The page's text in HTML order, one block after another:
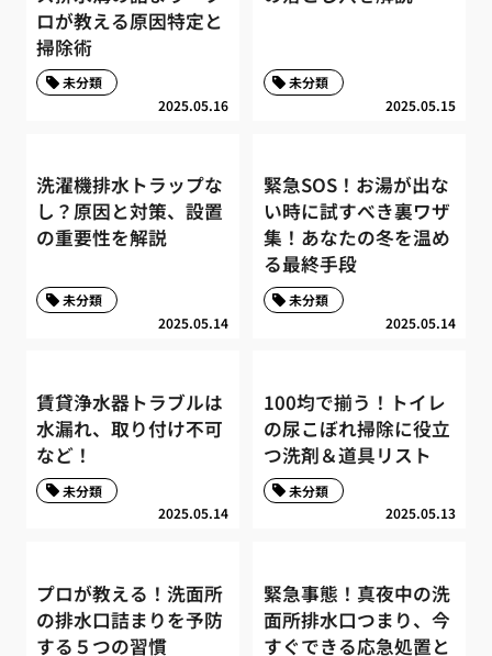
ロが教える原因特定と
掃除術
2025.05.16
未分類
2025.05.15
未分類
洗濯機排水トラップな
し？原因と対策、設置
の重要性を解説
2025.05.14
未分類
緊急SOS！お湯が出な
い時に試すべき裏ワザ
集！あなたの冬を温め
る最終手段
2025.05.14
未分類
賃貸浄水器トラブルは
水漏れ、取り付け不可
など！
2025.05.14
未分類
100均で揃う！トイレ
の尿こぼれ掃除に役立
つ洗剤＆道具リスト
2025.05.13
未分類
プロが教える！洗面所
の排水口詰まりを予防
する５つの習慣
緊急事態！真夜中の洗
面所排水口つまり、今
すぐできる応急処置と